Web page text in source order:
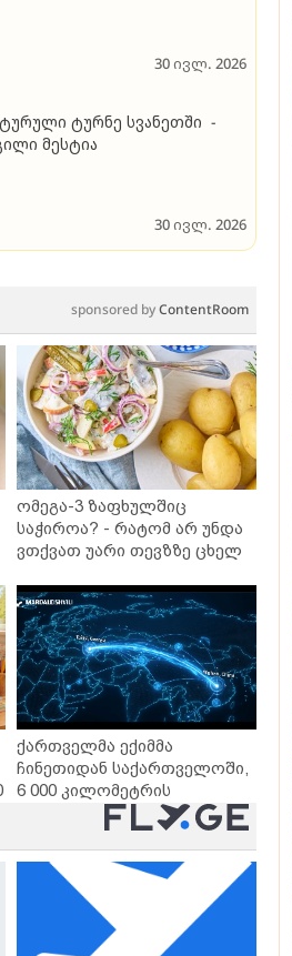
30 ივლ. 2026
ტურნე სვანეთში -
მესტია
30 ივლ. 2026
sponsored byContentRoom
ომეგა-3 ზაფხულშიც
საჭიროა? - რატომ არ უნდა
ვთქვათ უარი თევზზე ცხელ
ქართველმა ექიმმა
ჩინეთიდან საქართველოში,
6 000 კილომეტრის
დაშორებით,
ტელერობოტული ოპერაცია
ჩაატარა - ისტორია
დაწერილია